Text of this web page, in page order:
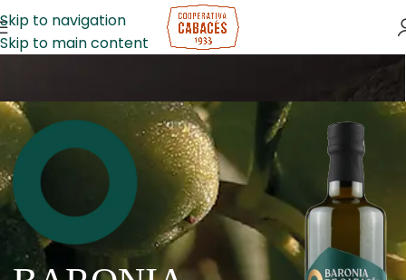
Skip to navigation
Skip to main content